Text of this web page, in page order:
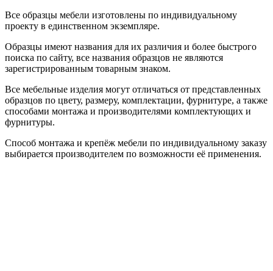
Все образцы мебели изготовлены по индивидуальному
проекту в единственном экземпляре.
Образцы имеют названия для их различия и более быстрого
поиска по сайту, все названия образцов не являются
зарегистрированным товарным знаком.
Все мебельные изделия могут отличаться от представленных
образцов по цвету, размеру, комплектации, фурнитуре, а также
способами монтажа и производителями комплектующих и
фурнитуры.
Способ монтажа и крепёж мебели по индивидуальному заказу
выбирается производителем по возможности её применения.